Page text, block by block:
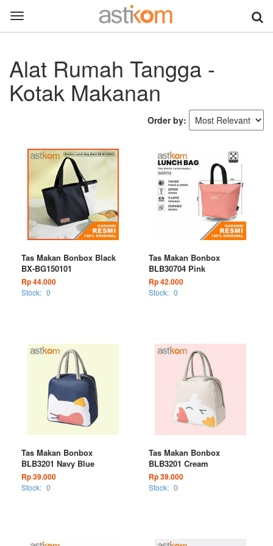
Toggle
navigation
Alat Rumah Tangga -
Kotak Makanan
Order by:
Tas Makan Bonbox Black
BX-BG150101
Rp 44.000
Stock: 0
Tas Makan Bonbox
BLB30704 Pink
Rp 42.000
Stock: 0
Tas Makan Bonbox
BLB3201 Navy Blue
Rp 39.000
Stock: 0
Tas Makan Bonbox
BLB3201 Cream
Rp 39.000
Stock: 0